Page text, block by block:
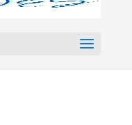
/ PREMIER Olympic